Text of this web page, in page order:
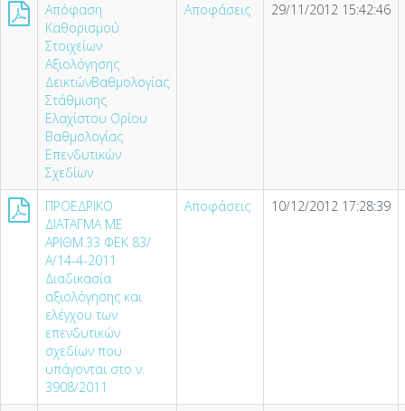
Απόφαση
Καθορισμού
Στοιχείων
Αξιολόγησης
ΔεικτώνΒαθμολογίας
Στάθμισης
Ελαχίστου Ορίου
Βαθμολογίας
Επενδυτικών
Σχεδίων
Αποφάσεις 29/11/2012 15:42:46
ΠΡΟΕΔΡΙΚΟ
ΔΙΑΤΑΓΜΑ ΜΕ
ΑΡΙΘΜ.33 ΦΕΚ 83/
Α/14-4-2011
Διαδικασία
αξιολόγησης και
ελέγχου των
επενδυτικών
σχεδίων που
υπάγονται στο ν.
3908/2011
Αποφάσεις 10/12/2012 17:28:39